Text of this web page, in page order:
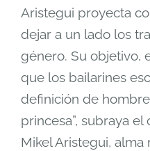
Aristegui proyecta
dejar a un lado los
género. Su objetivo,
que los bailarines
definición de
princesa”, subraya
Mikel Aristegui,